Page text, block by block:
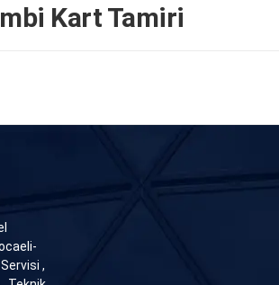
Kart Tamiri
,